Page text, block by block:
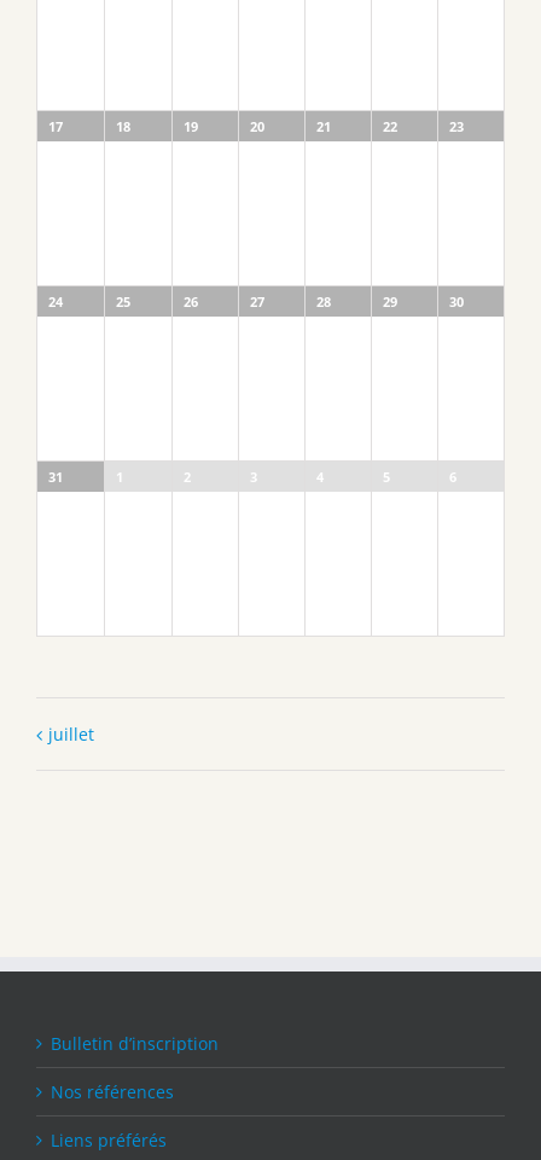
17 18 19 20 21 22 23
24 25 26 27 28 29 30
31 1 2 3 4 5 6
juillet
Bulletin d’inscription
Nos références
Liens préférés